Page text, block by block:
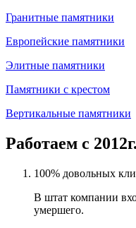
Гранитные памятники
Европейские памятники
Элитные памятники
Памятники с крестом
Вертикальные памятники
Работаем с
100% довольных
В штат компании
умершего.